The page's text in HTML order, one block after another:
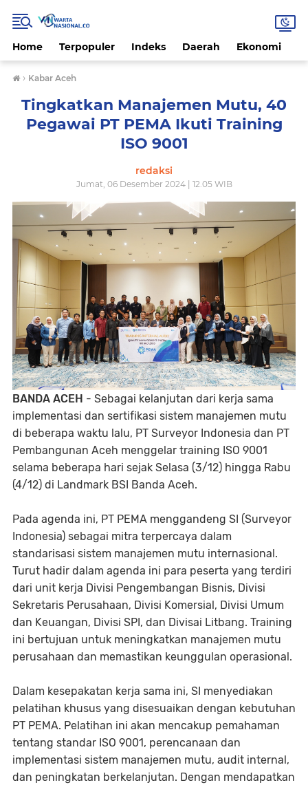
Home Terpopuler Indeks Daerah Ekonomi
› Kabar Aceh
Tingkatkan Manajemen Mutu, 40
Pegawai PT PEMA Ikuti Training
ISO 9001
redaksi
Jumat, 06 Desember 2024 | 12.05 WIB
BANDA ACEH - Sebagai kelanjutan dari kerja sama
implementasi dan sertifikasi sistem manajemen mutu
di beberapa waktu lalu, PT Surveyor Indonesia dan PT
Pembangunan Aceh menggelar training ISO 9001
selama beberapa hari sejak Selasa (3/12) hingga Rabu
(4/12) di Landmark BSI Banda Aceh.
Pada agenda ini, PT PEMA menggandeng SI (Surveyor
Indonesia) sebagai mitra terpercaya dalam
standarisasi sistem manajemen mutu internasional.
Turut hadir dalam agenda ini para peserta yang terdiri
dari unit kerja Divisi Pengembangan Bisnis, Divisi
Sekretaris Perusahaan, Divisi Komersial, Divisi Umum
dan Keuangan, Divisi SPI, dan Divisai Litbang. Training
ini bertujuan untuk meningkatkan manajemen mutu
perusahaan dan memastikan keunggulan operasional.
Dalam kesepakatan kerja sama ini, SI menyediakan
pelatihan khusus yang disesuaikan dengan kebutuhan
PT PEMA. Pelatihan ini akan mencakup pemahaman
tentang standar ISO 9001, perencanaan dan
implementasi sistem manajemen mutu, audit internal,
dan peningkatan berkelanjutan. Dengan mendapatkan